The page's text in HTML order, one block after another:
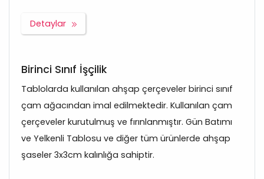
Detaylar
Birinci Sınıf İşçilik
Tablolarda kullanılan ahşap çerçeveler birinci sınıf
çam ağacından imal edilmektedir. Kullanılan çam
çerçeveler kurutulmuş ve fırınlanmıştır. Gün Batımı
ve Yelkenli Tablosu ve diğer tüm ürünlerde ahşap
şaseler 3x3cm kalınlığa sahiptir.